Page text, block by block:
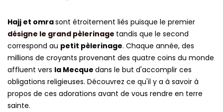
Hajj et omrasont étroitement liés puisque le premier
désigne le grand pèlerinage tandis que le second
correspond au petit pèlerinage. Chaque année, des
millions de croyants provenant des quatre coins du monde
affluent vers la Mecque dans le but d'accomplir ces
obligations religieuses. Découvrez ce qu'il y a à savoir à
propos de ces adorations avant de vous rendre en terre
sainte.